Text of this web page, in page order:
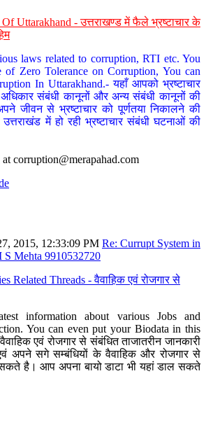
Uttarakhand - उत्तराखण्ड में फैले भ्रष्टाचार के
laws related to corruption, RTI etc. You
of Zero Tolerance on Corruption, You can
In Uttarakhand.- यहाँ आपको भ्रष्टाचार
संबंधी कानूनों और अन्य संबंधी कानूनों की
जीवन से भ्रष्टाचार को पूर्णतया निकालने की
में हो रही भ्रष्टाचार संबंधी घटनाओं की
at corruption@merapahad.com
2015, 12:33:09 PM Re: Currupt System in
S Mehta 9910532720
Related Threads - वैवाहिक एवं रोजगार से
information about various Jobs and
You can even put your Biodata in this
एवं रोजगार से संबंधित ताजातरीन जानकारी
अपने सगे सम्बंधियों के वैवाहिक और रोजगार से
है। आप अपना बायो डाटा भी यहां डाल सकते